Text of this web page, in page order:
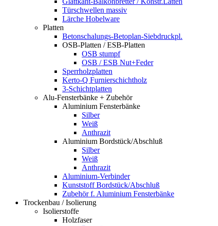
Türschwellen massiv
Lärche Hobelware
Platten
Betonschalungs-Betoplan-Siebdruckpl.
OSB-Platten / ESB-Platten
OSB stumpf
OSB / ESB Nut+Feder
Sperrholzplatten
Kerto-Q Furnierschichtholz
3-Schichtplatten
Alu-Fensterbänke + Zubehör
Aluminium Fensterbänke
Silber
Weiß
Anthrazit
Aluminium Bordstück/Abschluß
Silber
Weiß
Anthrazit
Aluminium-Verbinder
Kunststoff Bordstück/Abschluß
Zubehör f. Aluminium Fensterbänke
Trockenbau / Isolierung
Isolierstoffe
Holzfaser